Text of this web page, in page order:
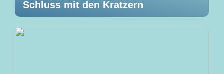
Schluss mit den Kratzern